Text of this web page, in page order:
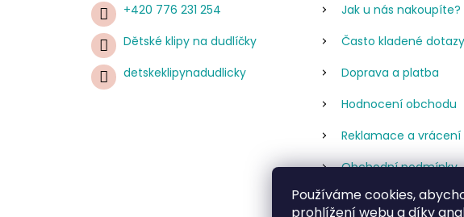
Používáme cookies,
prohlížení webu a díky
+420 776 231 254
Dětské klipy na dudlíčky
detskeklipynadudlicky
Jak u nás nakoupíte?
Často kladené dotazy
Doprava a platba
Hodnocení obchodu
Reklamace a vrácení
Obchodní podmínky
Podmínky ochrany
údajů